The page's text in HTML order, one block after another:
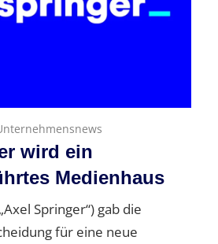
wird ein
Medienhaus
Springer“) gab die
für eine neue